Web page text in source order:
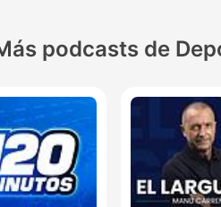
podcasts de